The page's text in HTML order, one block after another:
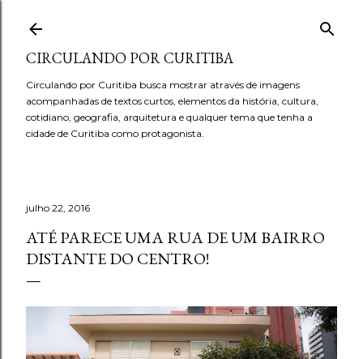
CIRCULANDO POR CURITIBA
Circulando por Curitiba busca mostrar através de imagens
acompanhadas de textos curtos, elementos da história, cultura,
cotidiano, geografia, arquitetura e qualquer tema que tenha a
cidade de Curitiba como protagonista.
julho 22, 2016
ATÉ PARECE UMA RUA DE UM BAIRRO
DISTANTE DO CENTRO!